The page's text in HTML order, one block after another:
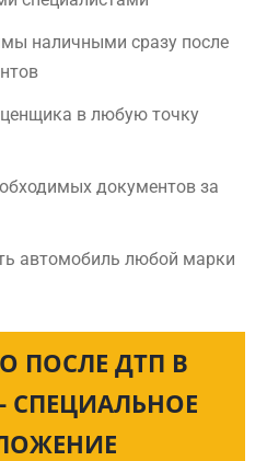
наличными сразу после
в любую точку
документов за
автомобиль любой марки
ПОСЛЕ ДТП В
СПЕЦИАЛЬНОЕ